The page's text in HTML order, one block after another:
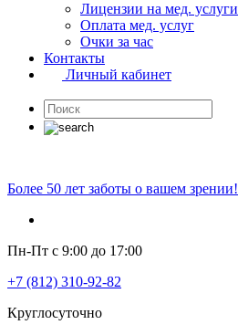
Лицензии на мед. услуги
Оплата мед. услуг
Очки за час
Контакты
Личный кабинет
Более 50 лет заботы о вашем зрении!
Пн-Пт с 9:00 до 17:00
+7 (812) 310-92-82
Круглосуточно